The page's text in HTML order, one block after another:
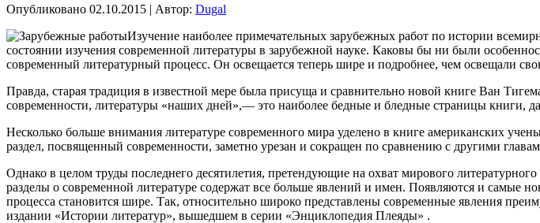
Опубликовано 02.10.2015 | Автор: Dugal
Изучение наиболее примечательных зарубежных работ по истории
состоянии изучения современной литературы в зарубежной науке. Каковы бы ни были
современный литературный процесс. Он освещается теперь шире и подробнее, чем освещали
Правда, старая традиция в известной мере была присуща и сравнительно новой книге Ван
современности, литературы «наших дней»,— это наиболее бедные и бледные страницы книги,
Несколько больше внимания литературе современного мира уделено в книге американских
раздел, посвященный современности, заметно урезан и сокращен по сравнению с другими
Однако в целом труды последнего десятилетия, претендующие на охват мирового
разделы о современной литературе содержат все больше явлений и имен. Появляются и самые
процесса становится шире. Так, относительно широко представлены современные явления
издании «Истории литератур», вышедшем в серии «Энциклопедия Плеяды» .